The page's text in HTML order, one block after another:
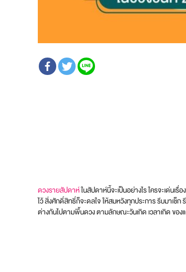
ดวงรายสัปดาห์ในสัปดาห์นี้จะเป็นอย่างไร ใครจะเด่นเ
ไว้ สิ่งศักดิ์สิทธิ์ก็จะดลใจ ให้สมหวังทุกประการ รีบมาเ
ต่างกันไปตามพื้นดวง ตามลักษณะวันเกิด เวลาเกิด ของ